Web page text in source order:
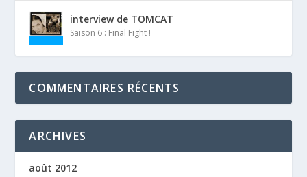
interview de TOMCAT
Saison 6 : Final Fight !
COMMENTAIRES RÉCENTS
ARCHIVES
août 2012